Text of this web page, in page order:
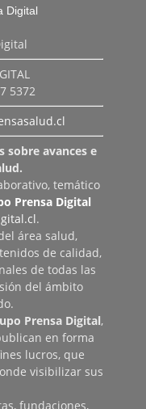
5372
sobre avances e
temático
Prensa Digital
.
área salud,
de calidad,
de todas las
del ámbito
Prensa Digital,
en forma
lucros, que
visibilizar sus
fundaciones,